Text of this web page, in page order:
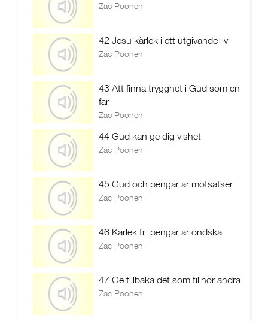
Zac Poonen
42 Jesu kärlek i ett utgivande liv
Zac Poonen
43 Att finna trygghet i Gud som en
far
Zac Poonen
44 Gud kan ge dig vishet
Zac Poonen
45 Gud och pengar är motsatser
Zac Poonen
46 Kärlek till pengar är ondska
Zac Poonen
47 Ge tillbaka det som tillhör andra
Zac Poonen